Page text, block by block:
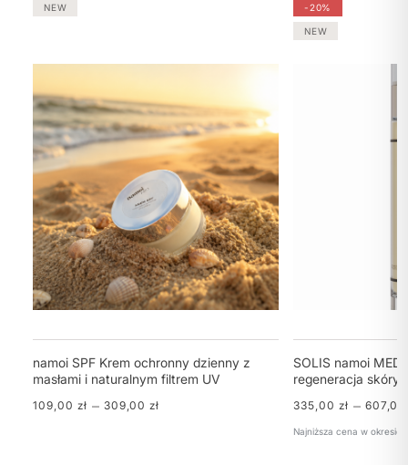
NEW
namoi SPF Krem ochronny dzienny z
masłami i naturalnym filtrem UV
109,00 zł – 309,00 zł
-20%
NEW
SOLIS namoi
regeneracja skóry
335,00 zł –
Najniższa cena w okresie